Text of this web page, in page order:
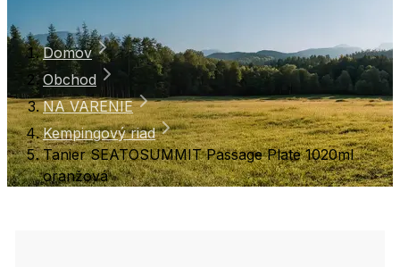
Domov
Obchod
NA VARENIE
Kempingový riad
Tanier SEATOSUMMIT Passage Plate 1020ml
oranžová